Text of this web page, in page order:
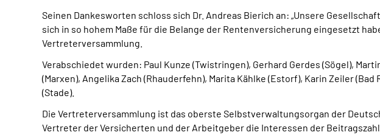
Seinen Dankesworten schloss sich Dr. Andreas Bierich an: „Unsere
sich in so hohem Maße für die Belange der Rentenversicherung eingesetzt
Vertreterversammlung.
Verabschiedet wurden: Paul Kunze (Twistringen), Gerhard Gerdes (Sögel),
(Marxen), Angelika Zach (Rhauderfehn), Marita Kählke (Estorf), Karin Zeiler
(Stade).
Die Vertreterversammlung ist das oberste Selbstverwaltungsorgan der
Vertreter der Versicherten und der Arbeitgeber die Interessen der